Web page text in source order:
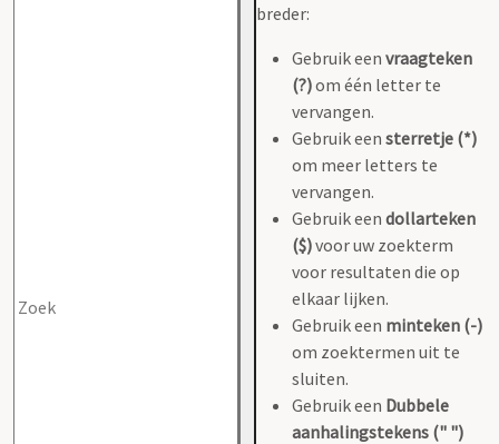
breder:
Gebruik een vraagteken
(?)om één letter te
vervangen.
Gebruik een sterretje (*)
om meer letters te
vervangen.
Gebruik een dollarteken
($)voor uw zoekterm
voor resultaten die op
elkaar lijken.
Gebruik een minteken (-)
om zoektermen uit te
sluiten.
Gebruik een Dubbele
aanhalingstekens (" ")